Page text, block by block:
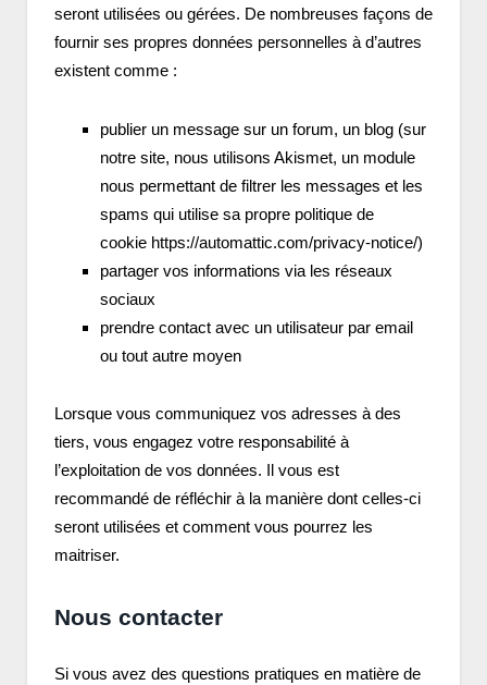
seront utilisées ou gérées. De nombreuses façons de
fournir ses propres données personnelles à d’autres
existent comme :
publier un message sur un forum, un blog (sur
notre site, nous utilisons Akismet, un module
nous permettant de filtrer les messages et les
spams qui utilise sa propre politique de
cookie https://automattic.com/privacy-notice/)
partager vos informations via les réseaux
sociaux
prendre contact avec un utilisateur par email
ou tout autre moyen
Lorsque vous communiquez vos adresses à des
tiers, vous engagez votre responsabilité à
l’exploitation de vos données. Il vous est
recommandé de réfléchir à la manière dont celles-ci
seront utilisées et comment vous pourrez les
maitriser.
Nous contacter
Si vous avez des questions pratiques en matière de